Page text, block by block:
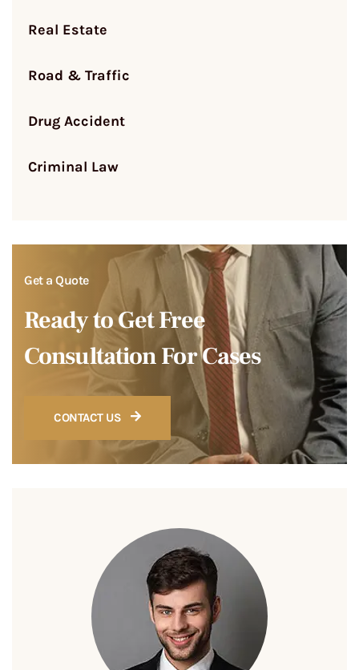
Real Estate
Road & Traffic
Drug Accident
Criminal Law
Get a Quote
Ready to Get Free
Consultation For Cases
CONTACT US